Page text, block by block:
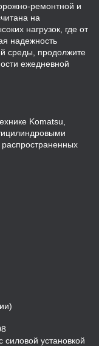
ремонтной и
на
нагрузок, где от
надежность
среды, продолжите
ежедневной
Komatsu,
установкой